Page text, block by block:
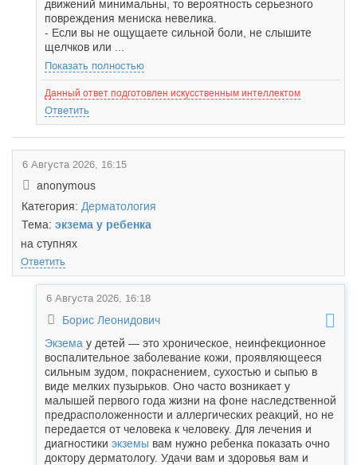
движений минимальны, то вероятность серьезного
повреждения мениска невелика.
- Если вы не ощущаете сильной боли, не слышите
щелчков или ...
Показать полностью
Данный ответ подготовлен искусственным интеллектом
Ответить
6 Августа 2026, 16:15
anonymous
Категория: Дерматология
Тема: экзема у ребенка
на ступнях
Ответить
6 Августа 2026, 16:18
Борис Леонидович
Экзема у детей — это хроническое, неинфекционное
воспалительное заболевание кожи, проявляющееся
сильным зудом, покраснением, сухостью и сыпью в
виде мелких пузырьков. Оно часто возникает у
малышей первого года жизни на фоне наследственной
предрасположенности и аллергических реакций, но не
передается от человека к человеку. Для лечения и
диагностики экземы вам нужно ребенка показать очно
доктору дерматологу. Удачи вам и здоровья вам и